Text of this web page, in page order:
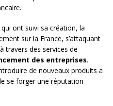
ont suivi sa création, la
sur la France, s’attaquant
travers des services de
des entreprises.
de nouveaux produits a
se forger une réputation